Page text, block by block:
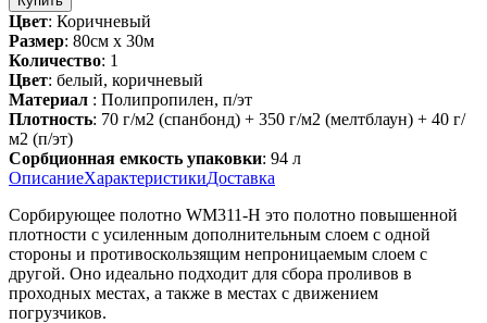
Цвет: Коричневый
Размер: 80см х 30м
Количество: 1
Цвет: белый, коричневый
Материал : Полипропилен, п/эт
Плотность: 70 г/м2 (спанбонд) + 350 г/м2 (мелтблаун) + 40 г/
м2 (п/эт)
Сорбционная емкость упаковки: 94 л
ОписаниеХарактеристикиДоставка
Сорбирующее полотно WM311-H это полотно повышенной
плотности с усиленным дополнительным слоем с одной
стороны и противоскользящим непроницаемым слоем с
другой. Оно идеально подходит для сбора проливов в
проходных местах, а также в местах с движением
погрузчиков.